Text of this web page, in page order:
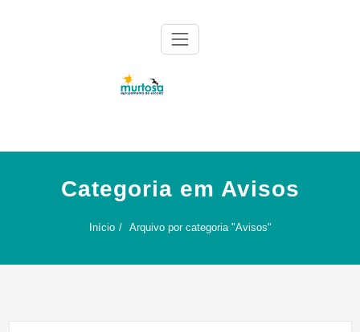
Categoria em Avisos
Início Arquivo por categoria "Avisos"